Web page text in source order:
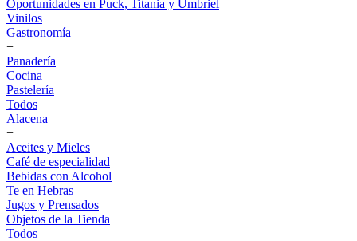
Oportunidades en Puck, Titania y Umbriel
Vinilos
Gastronomía
+
Panadería
Cocina
Pastelería
Todos
Alacena
+
Aceites y Mieles
Café de especialidad
Bebidas con Alcohol
Te en Hebras
Jugos y Prensados
Objetos de la Tienda
Todos